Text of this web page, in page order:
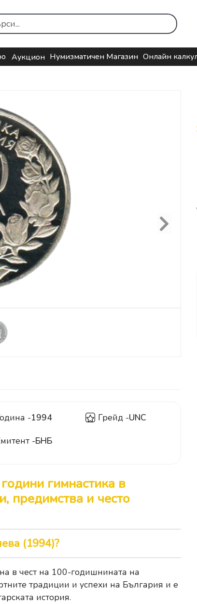
Аукцион Нумизматичен Магазин Онлайн
Next
-1994 Грейд -UNC
-БНБ
гимнастика в
предимства и често
(1994)?
в чест на 100-годишнината на
традиции и успехи на България и е
история.